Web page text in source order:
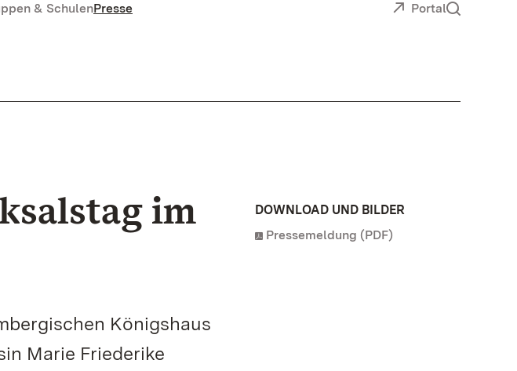
& SchulenPresse Portal
im
Königshaus
Marie Friederike
DOWNLOAD UND BILDER
Pressemeldung (PDF)